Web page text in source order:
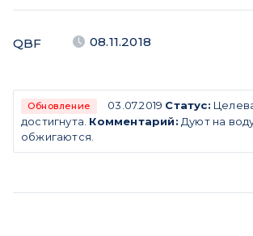
QBF 08.11.2018
Обновление 03.07.2019 Статус:
достигнута. Комментарий: Дуют на
обжигаются.